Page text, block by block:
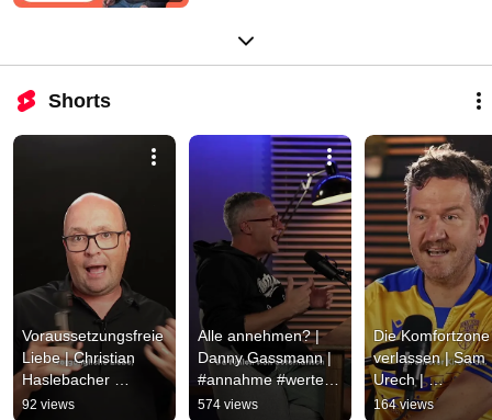
Shorts
Voraussetzungsfreie
Liebe | Christian
Haslebacher
|#gleichgültigkeit
92 views
Alle annehmen? |
Danny Gassmann |
#annahme #werte
#angst #shorts
574 views
Die Komfortzone
verlassen | Sam
Urech |
#komfortzone
164 views